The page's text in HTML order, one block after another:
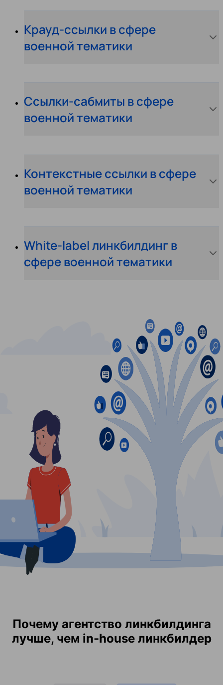
Крауд-ссылки в сфере
военной тематики
Ссылки-сабмиты в сфере
военной тематики
Контекстные ссылки в сфере
военной тематики
White-label линкбилдинг в
сфере военной тематики
Почему агентство линкбилдинга
лучше, чем in-house линкбилдер